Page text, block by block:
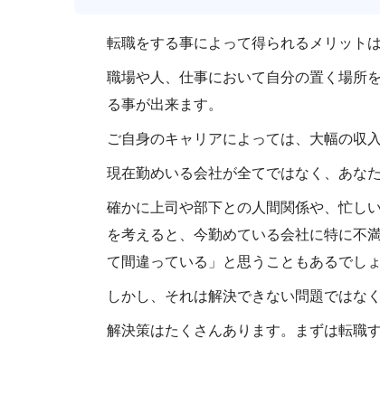
転職をする事によって得られるメリット
職場や人、仕事において自分の置く場所
る事が出来ます。
ご自身のキャリアによっては、大幅の収
現在勤めいる会社が全てではなく、あな
確かに上司や部下との人間関係や、忙し
を考えると、今勤めている会社に特に不
て間違っている」と思うこともあるでしょ
しかし、それは解決できない問題ではな
解決策はたくさんあります。まずは転職